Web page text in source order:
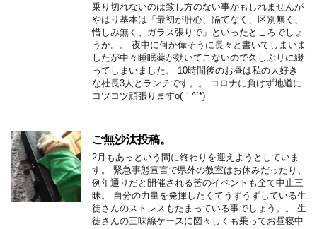
乗り切れないのは致し方のない事かもしれませんが
やはり基本は「最初が肝心、隔てなく、区別無く、
惜しみ無く、ガラス張りで」といったところでしょ
うか。。 夜中に何か偉そうに長々と書いてしまいま
したが中々睡眠薬が効いてこないので久しぶりに綴
ってしまいました。 10時間後のお昼は私の大好き
な社長3人とランチです。。 コロナに負けず地道に
コツコツ頑張りますo(｀^´*)
ご無沙汰投稿。
2月もあっという間に終わりを迎えようとしていま
す。 緊急事態宣言で県外の教室はお休みだったり、
例年通りだと開催される筈のイベントも全て中止三
昧。 自分の力量を発揮したくてうずうずしている生
徒さんのストレスもたまっている事でしょう。。 生
徒さんの三味線ケースに図々しくも乗ってお昼寝中